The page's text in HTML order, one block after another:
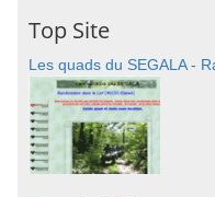
Top Site
Les quads du SEGALA -